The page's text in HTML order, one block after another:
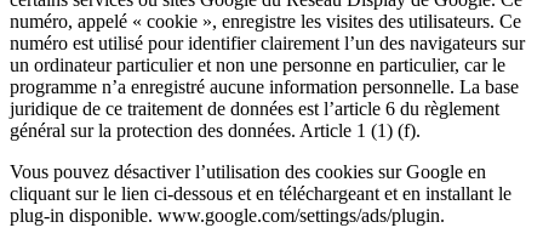
numéro, appelé « cookie », enregistre les visites des utilisateurs. Ce
numéro est utilisé pour identifier clairement l’un des navigateurs sur
un ordinateur particulier et non une personne en particulier, car le
programme n’a enregistré aucune information personnelle. La base
juridique de ce traitement de données est l’article 6 du règlement
général sur la protection des données. Article 1 (1) (f).
Vous pouvez désactiver l’utilisation des cookies sur Google en
cliquant sur le lien ci-dessous et en téléchargeant et en installant le
plug-in disponible. www.google.com/settings/ads/plugin.